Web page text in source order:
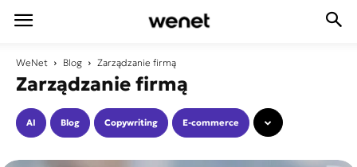
WeNet Blog Zarządzanie firmą
Zarządzanie firmą
AI Blog Copywriting E-commerce